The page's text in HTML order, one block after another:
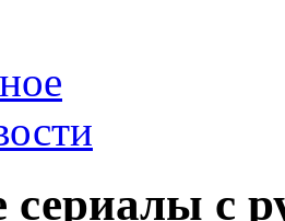
сериалы с